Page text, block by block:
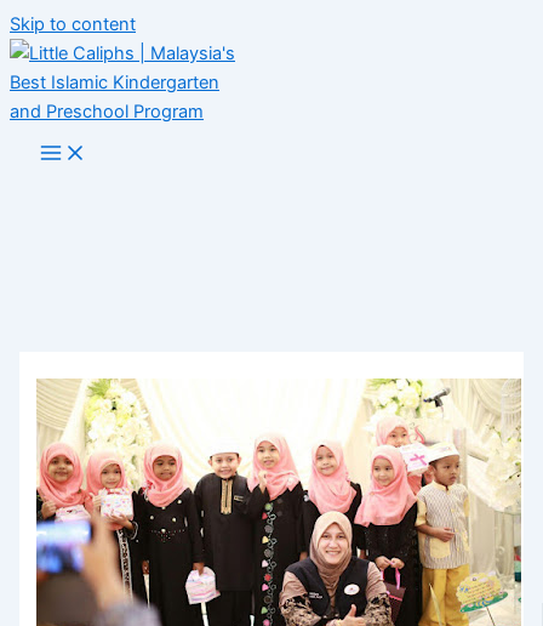
Skip to content